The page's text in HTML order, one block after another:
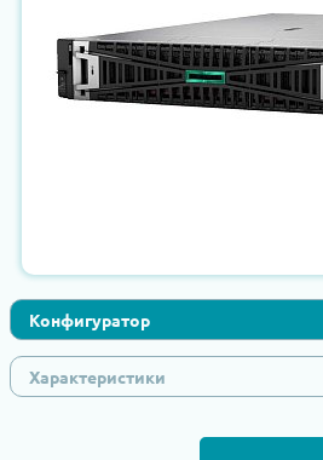
Конфигуратор
Характеристики